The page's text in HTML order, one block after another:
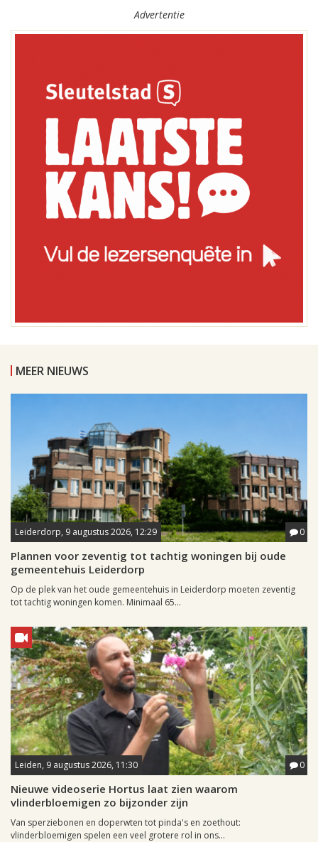
Advertentie
MEER NIEUWS
Leiderdorp, 9 augustus 2026, 12:29 0
Plannen voor zeventig tot tachtig woningen bij oude
gemeentehuis Leiderdorp
Op de plek van het oude gemeentehuis in Leiderdorp moeten zeventig
tot tachtig woningen komen. Minimaal 65...
Leiden, 9 augustus 2026, 11:30 0
Nieuwe videoserie Hortus laat zien waarom
vlinderbloemigen zo bijzonder zijn
Van sperziebonen en doperwten tot pinda's en zoethout:
vlinderbloemigen spelen een veel grotere rol in ons...